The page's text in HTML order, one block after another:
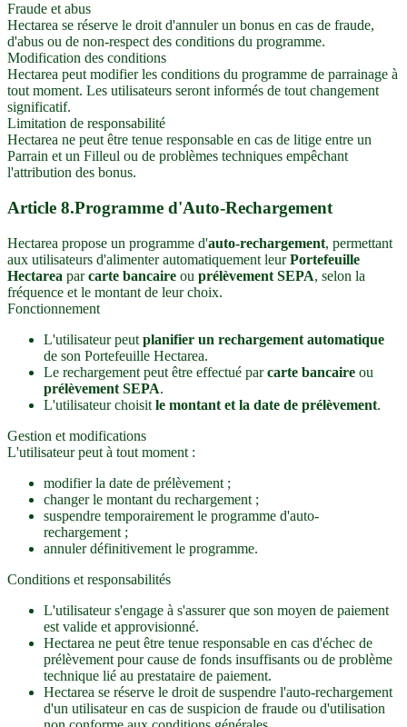
Fraude et abus
Hectarea se réserve le droit d'annuler un bonus en cas de fraude,
d'abus ou de non-respect des conditions du programme.
Modification des conditions
Hectarea peut modifier les conditions du programme de parrainage à
tout moment. Les utilisateurs seront informés de tout changement
significatif.
Limitation de responsabilité
Hectarea ne peut être tenue responsable en cas de litige entre un
Parrain et un Filleul ou de problèmes techniques empêchant
l'attribution des bonus.
Article 8.Programme d'Auto-Rechargement
Hectarea propose un programme d'auto-rechargement, permettant
aux utilisateurs d'alimenter automatiquement leur Portefeuille
Hectarea par carte bancaire ou prélèvement SEPA, selon la
fréquence et le montant de leur choix.
Fonctionnement
L'utilisateur peut planifier un rechargement automatique
de son Portefeuille Hectarea.
Le rechargement peut être effectué par carte bancaire ou
prélèvement SEPA.
L'utilisateur choisit le montant et la date de prélèvement.
Gestion et modifications
L'utilisateur peut à tout moment :
modifier la date de prélèvement ;
changer le montant du rechargement ;
suspendre temporairement le programme d'auto-
rechargement ;
annuler définitivement le programme.
Conditions et responsabilités
L'utilisateur s'engage à s'assurer que son moyen de paiement
est valide et approvisionné.
Hectarea ne peut être tenue responsable en cas d'échec de
prélèvement pour cause de fonds insuffisants ou de problème
technique lié au prestataire de paiement.
Hectarea se réserve le droit de suspendre l'auto-rechargement
d'un utilisateur en cas de suspicion de fraude ou d'utilisation